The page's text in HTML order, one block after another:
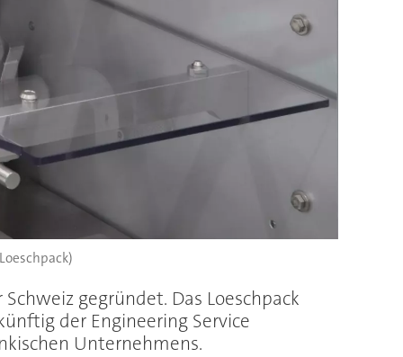
gegründet. Das Loeschpack
der Engineering Service
Unternehmens.